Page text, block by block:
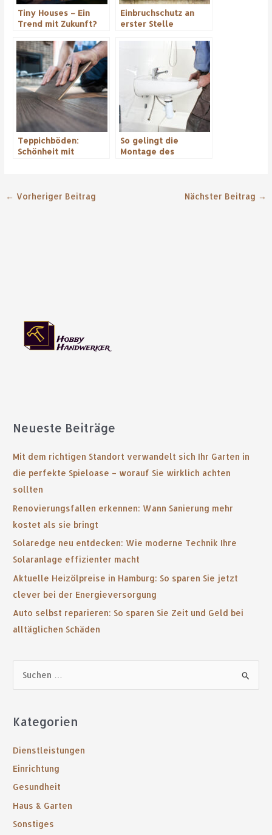
Tiny Houses – Ein
Trend mit Zukunft?
Einbruchschutz an
erster Stelle
Teppichböden:
Schönheit mit
So gelingt die
Montage des
← Vorheriger Beitrag Nächster Beitrag →
Neueste Beiträge
Mit dem richtigen Standort verwandelt sich Ihr Garten in
die perfekte Spieloase – worauf Sie wirklich achten
sollten
Renovierungsfallen erkennen: Wann Sanierung mehr
kostet als sie bringt
Solaredge neu entdecken: Wie moderne Technik Ihre
Solaranlage effizienter macht
Aktuelle Heizölpreise in Hamburg: So sparen Sie jetzt
clever bei der Energieversorgung
Auto selbst reparieren: So sparen Sie Zeit und Geld bei
alltäglichen Schäden
h
a
c
h
Kategorien
Dienstleistungen
Einrichtung
Gesundheit
Haus & Garten
Sonstiges